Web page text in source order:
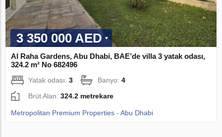
3 350 000 AED
Al Raha Gardens, Abu Dhabi, BAE’de villa 3 yatak odası,
324.2 m² No 682496
Yatak odası:3 Banyo:4
Brüt Alan:324.2 metrekare
Metropolitan Premium Properties - Abu Dhabi